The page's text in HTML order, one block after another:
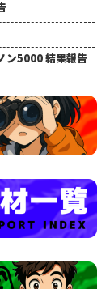
ン5000 結果報告